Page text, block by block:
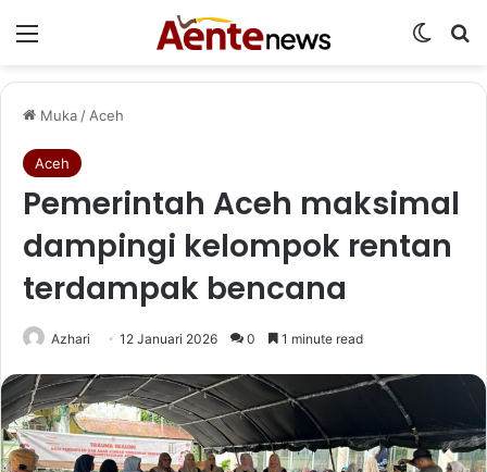
Menu
Muka / Aceh
Aceh
Pemerintah Aceh maksimal
dampingi kelompok rentan
terdampak bencana
Azhari 12 Januari 2026 0 1 minute read